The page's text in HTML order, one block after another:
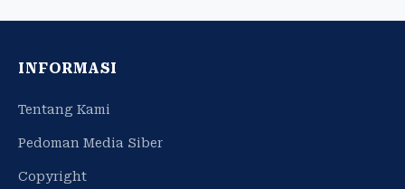
INFORMASI
Tentang Kami
Pedoman Media Siber
Copyright